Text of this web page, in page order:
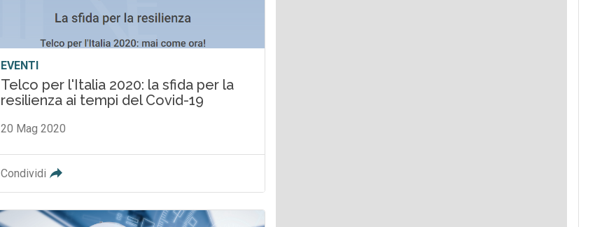
EVENTI
Telco per l'Italia 2020: la sfida per la
resilienza ai tempi del Covid-19
20 Mag 2020
Condividi